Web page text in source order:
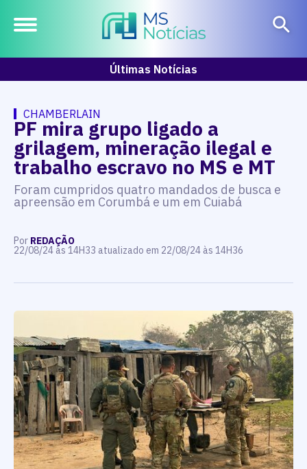
Últimas Notícias
CHAMBERLAIN
PF mira grupo ligado a
grilagem, mineração ilegal e
trabalho escravo no MS e MT
Foram cumpridos quatro mandados de busca e
apreensão em Corumbá e um em Cuiabá
Por REDAÇÃO
22/08/24 às 14H33 atualizado em 22/08/24 às 14H36